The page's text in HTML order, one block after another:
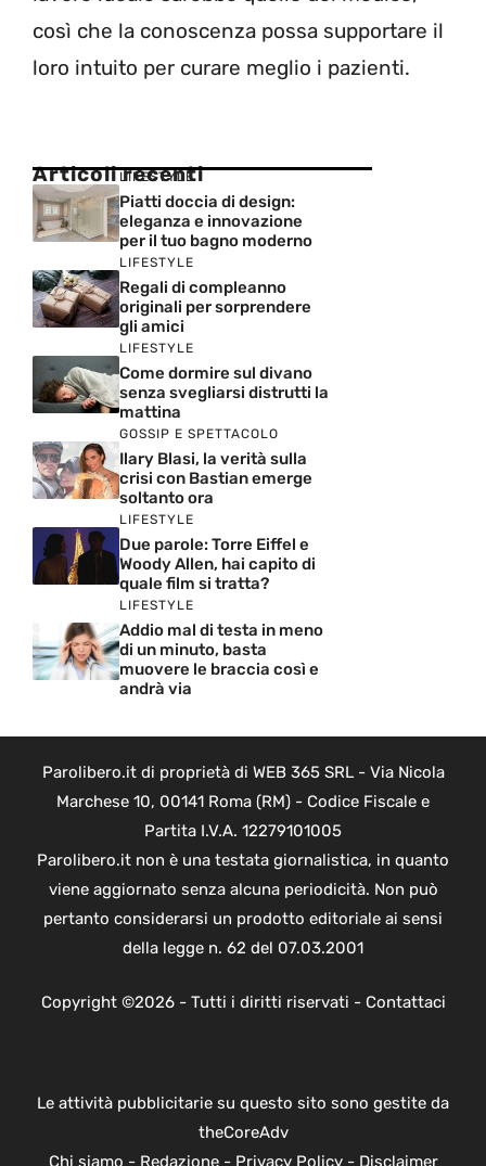
così che la conoscenza possa supportare il
loro intuito per curare meglio i pazienti.
Articoli recenti
LIFESTYLE
Piatti doccia di design:
eleganza e innovazione
per il tuo bagno moderno
LIFESTYLE
Regali di compleanno
originali per sorprendere
gli amici
LIFESTYLE
Come dormire sul divano
senza svegliarsi distrutti la
mattina
GOSSIP E SPETTACOLO
Ilary Blasi, la verità sulla
crisi con Bastian emerge
soltanto ora
LIFESTYLE
Due parole: Torre Eiffel e
Woody Allen, hai capito di
quale film si tratta?
LIFESTYLE
Addio mal di testa in meno
di un minuto, basta
muovere le braccia così e
andrà via
Parolibero.it di proprietà di WEB 365 SRL - Via Nicola
Marchese 10, 00141 Roma (RM) - Codice Fiscale e
Partita I.V.A. 12279101005
Parolibero.it non è una testata giornalistica, in quanto
viene aggiornato senza alcuna periodicità. Non può
pertanto considerarsi un prodotto editoriale ai sensi
della legge n. 62 del 07.03.2001
Copyright ©2026 - Tutti i diritti riservati - Contattaci
Le attività pubblicitarie su questo sito sono gestite da
theCoreAdv
Chi siamo - Redazione- Privacy Policy- Disclaimer